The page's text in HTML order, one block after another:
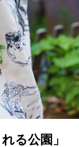
る公園」